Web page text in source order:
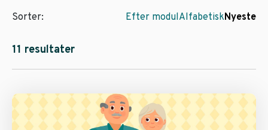
11 resultater
Sorter: Efter modulAlfabetiskNyeste